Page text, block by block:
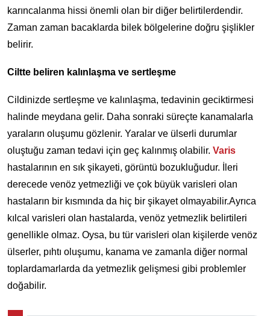
karıncalanma hissi önemli olan bir diğer belirtilerdendir.
Zaman zaman bacaklarda bilek bölgelerine doğru şişlikler
belirir.
Ciltte beliren kalınlaşma ve sertleşme
Cildinizde sertleşme ve kalınlaşma, tedavinin geciktirmesi
halinde meydana gelir. Daha sonraki süreçte kanamalarla
yaraların oluşumu gözlenir. Yaralar ve ülserli durumlar
oluştuğu zaman tedavi için geç kalınmış olabilir. Varis
hastalarının en sık şikayeti, görüntü bozukluğudur. İleri
derecede venöz yetmezliği ve çok büyük varisleri olan
hastaların bir kısmında da hiç bir şikayet olmayabilir.Ayrıca
kılcal varisleri olan hastalarda, venöz yetmezlik belirtileri
genellikle olmaz. Oysa, bu tür varisleri olan kişilerde venöz
ülserler, pıhtı oluşumu, kanama ve zamanla diğer normal
toplardamarlarda da yetmezlik gelişmesi gibi problemler
doğabilir.